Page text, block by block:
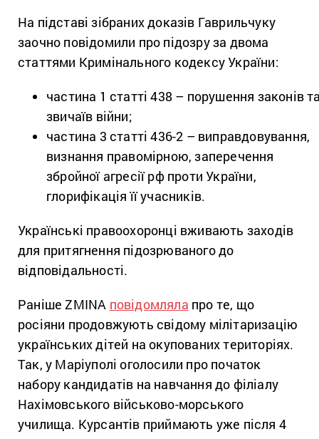
На підставі зібраних доказів Гаврильчуку
заочно повідомили про підозру за двома
статтями Кримінального кодексу України:
частина 1 статті 438 – порушення законів
звичаїв війни;
частина 3 статті 436-2 – виправдовування,
визнання правомірною, заперечення
збройної агресії рф проти України,
глорифікація її учасників.
Українські правоохоронці вживають заходів
для притягнення підозрюваного до
відповідальності.
Раніше ZMINA повідомляла про те, що
росіяни продовжують свідому мілітаризацію
українських дітей на окупованих територіях.
Так, у Маріуполі оголосили про початок
набору кандидатів на навчання до філіалу
Нахімовського військово-морського
училища. Курсантів приймають уже після 4